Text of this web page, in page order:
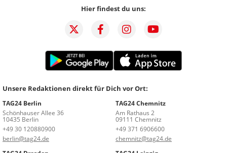
Hier findest du uns:
Unsere Redaktionen direkt für Dich vor Ort:
TAG24 Berlin
Schönhauser Allee 36
10435 Berlin
+49 30 120880900
berlin@tag24.de
TAG24 Chemnitz
Am Rathaus 2
09111 Chemnitz
+49 371 6906600
chemnitz@tag24.de